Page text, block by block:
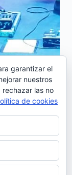
la
garantizar el
nuestros
las no
de cookies